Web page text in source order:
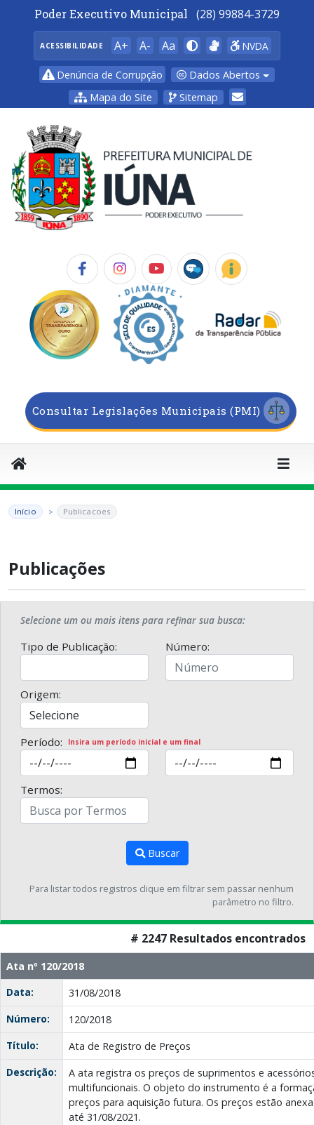
Poder Executivo Municipal (28) 99884-3729
ACESSIBILIDADE A+ A- Aa NVDA
Denúncia de Corrupção
Dados Abertos
Mapa do Site
Sitemap
Consultar Legislações Municipais (PMI)
Início Publicacoes
Publicações
Selecione um ou mais itens para refinar sua busca:
Tipo de Publicação: Número:
Origem:
Período: Insira um período inicial e um final
Termos:
Buscar
Para listar todos registros clique em filtrar sem passar nenhum
parâmetro no filtro.
# 2247 Resultados encontrados
Ata nº 120/2018
Data:
31/08/2018
Número:
120/2018
Título:
Ata de Registro de Preços
Descrição:
A ata registra os preços de suprimentos e
multifuncionais. O objeto do instrumento é a
preços para aquisição futura. Os preços estão
até 31/08/2021.